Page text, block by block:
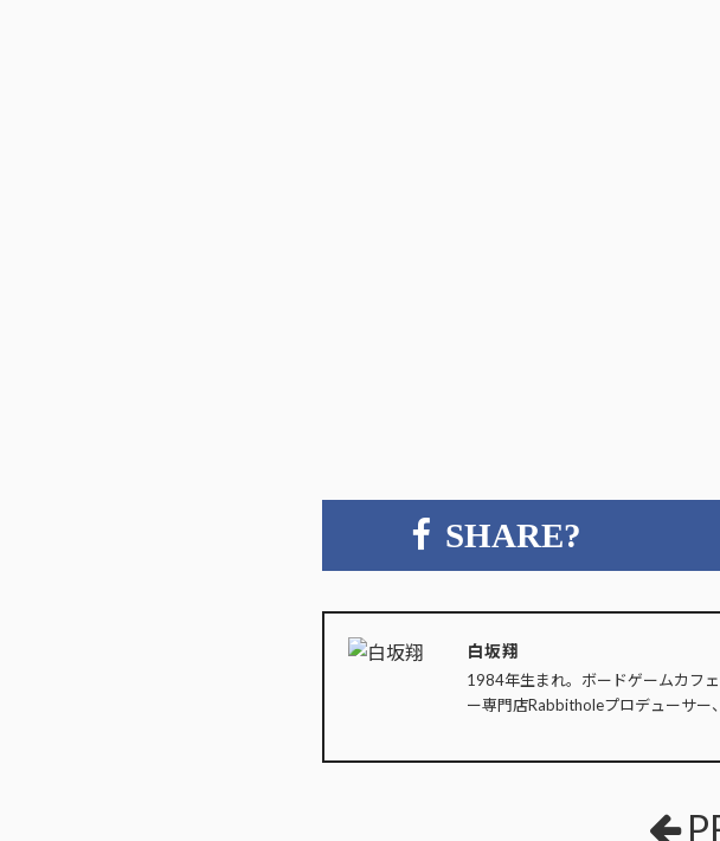
SHARE?
白坂翔
1984年生まれ。ボードゲームカフェ
ー専門店Rabbitholeプロデューサー